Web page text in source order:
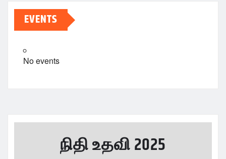
EVENTS
No events
நிதி உதவி 2025